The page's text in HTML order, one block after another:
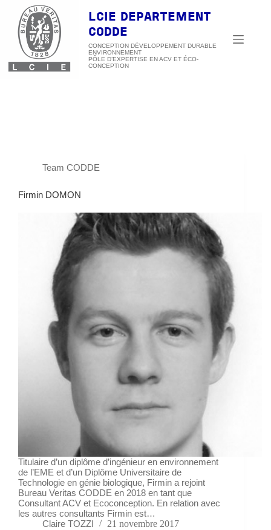
contenu
LCIE DEPARTEMENT
CODDE
CONCEPTION DÉVELOPPEMENT DURABLE
ENVIRONNEMENT
Team CODDE
Firmin DOMON
Titulaire d’un diplôme d’ingénieur en environnement
de l’EME et d’un Diplôme Universitaire de
Technologie en génie biologique, Firmin a rejoint
Bureau Veritas CODDE en 2018 en tant que
Consultant ACV et Ecoconception. En relation avec
les autres consultants Firmin est…
Claire TOZZI
21 novembre 2017